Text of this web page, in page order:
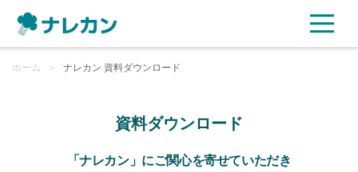
ご利用プラン
ご利用企業様の声
ホーム ＞ ナレカン 資料ダウンロード
資料ダウンロード
「ナレカン」にご関心を寄せていただき